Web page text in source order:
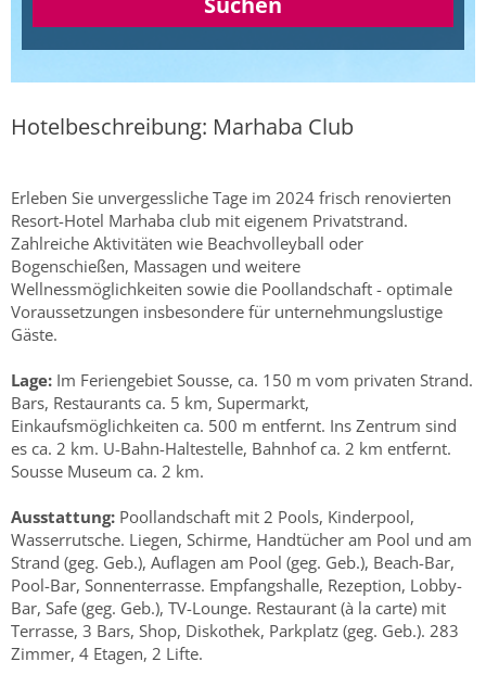
Hotelbeschreibung: Marhaba Club
Erleben Sie unvergessliche Tage im 2024 frisch renovierten
Resort-Hotel Marhaba club mit eigenem Privatstrand.
Zahlreiche Aktivitäten wie Beachvolleyball oder
Bogenschießen, Massagen und weitere
Wellnessmöglichkeiten sowie die Poollandschaft - optimale
Voraussetzungen insbesondere für unternehmungslustige
Gäste.
Lage: Im Feriengebiet Sousse, ca. 150 m vom privaten Strand.
Bars, Restaurants ca. 5 km, Supermarkt,
Einkaufsmöglichkeiten ca. 500 m entfernt. Ins Zentrum sind
es ca. 2 km. U-Bahn-Haltestelle, Bahnhof ca. 2 km entfernt.
Sousse Museum ca. 2 km.
Ausstattung: Poollandschaft mit 2 Pools, Kinderpool,
Wasserrutsche. Liegen, Schirme, Handtücher am Pool und am
Strand (geg. Geb.), Auflagen am Pool (geg. Geb.), Beach-Bar,
Pool-Bar, Sonnenterrasse. Empfangshalle, Rezeption, Lobby-
Bar, Safe (geg. Geb.), TV-Lounge. Restaurant (à la carte) mit
Terrasse, 3 Bars, Shop, Diskothek, Parkplatz (geg. Geb.). 283
Zimmer, 4 Etagen, 2 Lifte.